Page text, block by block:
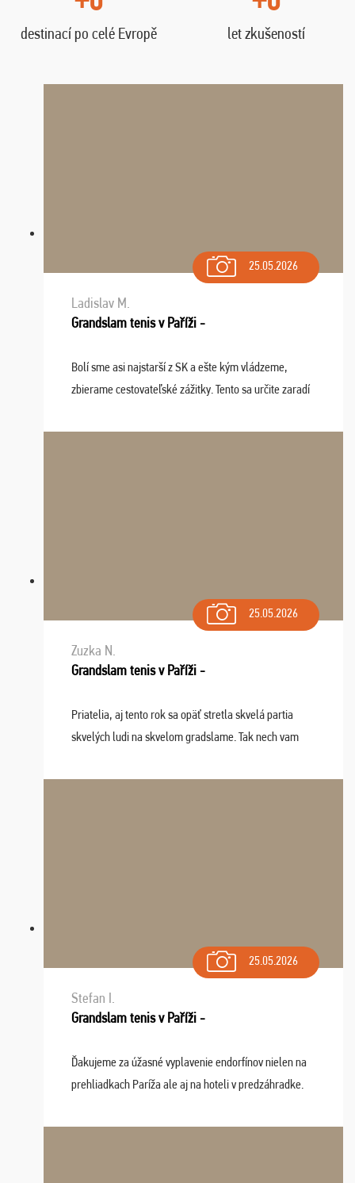
destinací po celé Evropě let zkušeností
25.05.2026
Ladislav M.
Grandslam tenis v Paříži -
Bolí sme asi najstarší z SK a ešte kým vládzeme,
zbierame cestovateľské zážitky. Tento sa určite zaradí
osudu - pohodový šefík Meďo, dobrá parti ...
25.05.2026
Zuzka N.
Grandslam tenis v Paříži -
Priatelia, aj tento rok sa opäť stretla skvelá partia
skvelých ludi na skvelom gradslame. Tak nech vam
sa na budúci rok. Prajem vam este veľa ta ...
25.05.2026
Stefan I.
Grandslam tenis v Paříži -
Ďakujeme za úžasné vyplavenie endorfínov nielen na
prehliadkach Paríža ale aj na hoteli v predzáhradke.
spomínať a zväžujeme repete budúci rok : ...